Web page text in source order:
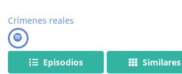
Crímenes reales
Episodios
Similares